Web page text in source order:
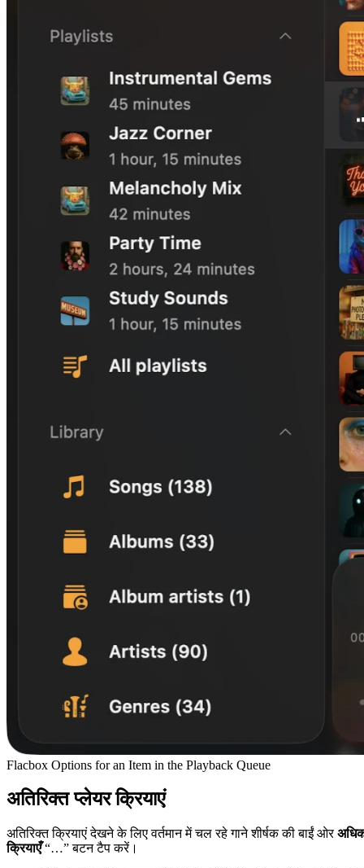
Flacbox Options for an Item in the Playback Queue
अतिरिक्त प्लेयर क्रियाएं
अतिरिक्त क्रियाएं देखने के लिए वर्तमान में चल रहे गाने शीर्षक की बाईं ओर
क्रियाएँ“…” बटन टैप करें।